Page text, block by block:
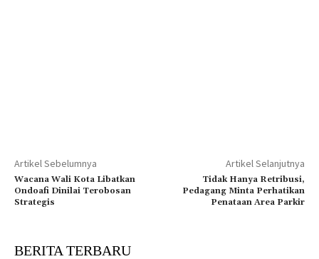
Artikel Sebelumnya
Wacana Wali Kota Libatkan
Ondoafi Dinilai Terobosan
Strategis
Artikel Selanjutnya
Tidak Hanya Retribusi,
Pedagang Minta Perhatikan
Penataan Area Parkir
BERITA TERBARU